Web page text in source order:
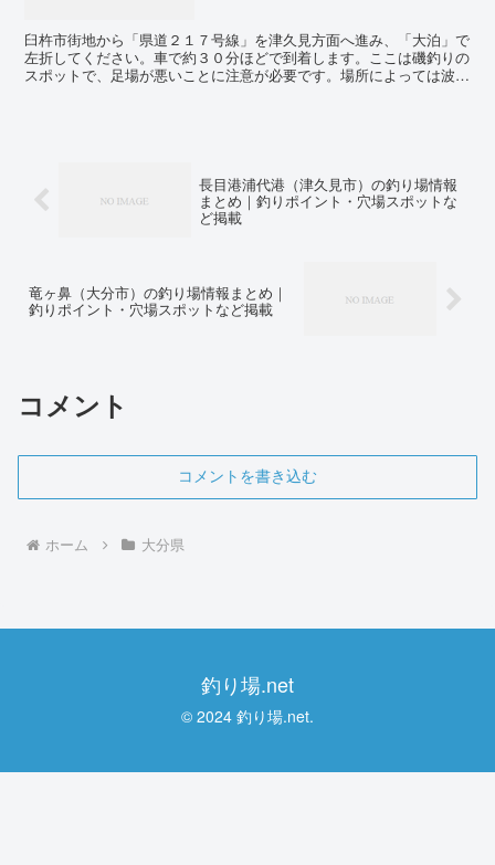
臼杵市街地から「県道２１７号線」を津久見方面へ進み、「大泊」で
左折してください。車で約３０分ほどで到着します。ここは磯釣りの
スポットで、足場が悪いことに注意が必要です。場所によっては波が
長目港浦代港（津久見市）の釣り場情報
まとめ｜釣りポイント・穴場スポットな
ど掲載
竜ヶ鼻（大分市）の釣り場情報まとめ｜
釣りポイント・穴場スポットなど掲載
コメント
コメントを書き込む
ホーム 大分県
釣り場.net
© 2024 釣り場.net.